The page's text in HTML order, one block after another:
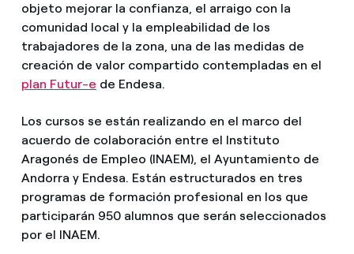
objeto mejorar la confianza, el arraigo con la
comunidad local y la empleabilidad de los
trabajadores de la zona, una de las medidas de
creación de valor compartido contempladas en el
plan Futur-e de Endesa.
Los cursos se están realizando en el marco del
acuerdo de colaboración entre el Instituto
Aragonés de Empleo (INAEM), el Ayuntamiento de
Andorra y Endesa. Están estructurados en tres
programas de formación profesional en los que
participarán 950 alumnos que serán seleccionados
por el INAEM.